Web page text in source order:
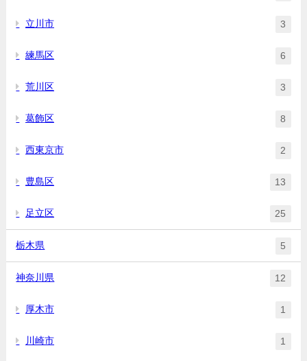
立川市 3
練馬区 6
荒川区 3
葛飾区 8
西東京市 2
豊島区 13
足立区 25
栃木県 5
神奈川県 12
厚木市 1
川崎市 1